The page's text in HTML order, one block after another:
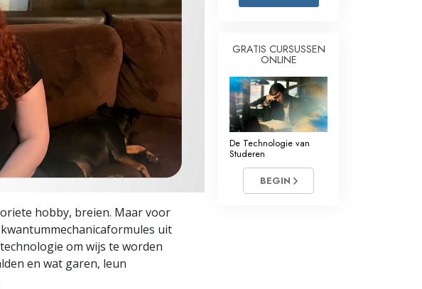
Oplossingen voor het Drugsprobleem
Hulpmiddelen bij het Dagelijks Werk
Ethiek en de Condities
De Oorzaak van Onderdrukking
Feitenonderzoek
De Grondbeginselen van Organiseren
De Grondslagen van Public Relations
hobby, breien. Maar voor
uit
om wijs te worden
en wat garen, leun
GRATIS CURSUSSEN
ONLINE
De Technologie van
Studeren
BEGIN